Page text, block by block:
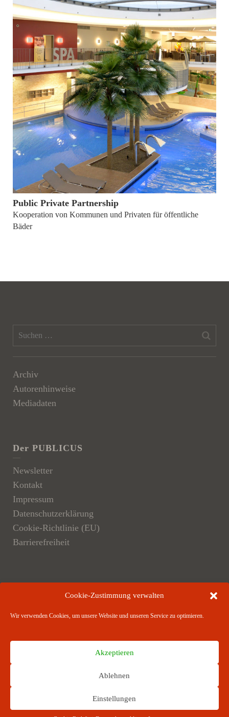
Cookie-Zustimmung verwalten
Wir verwenden Cookies, um unsere Website und unseren Service zu optimieren.
Akzeptieren
Ablehnen
Einstellungen
15. März 2013
Public Private Partnership
Kooperation von Kommunen und Privaten für öffentliche
Bäder
Archiv
Autorenhinweise
Mediadaten
Der PUBLICUS
Newsletter
Kontakt
Impressum
Datenschutzerklärung
Cookie-Richtlinie (EU)
Barrierefreiheit
RICHARD BOORBERG VERLAG · Stuttgart ·
München · Hannover · Berlin ­· Weimar · Dresden